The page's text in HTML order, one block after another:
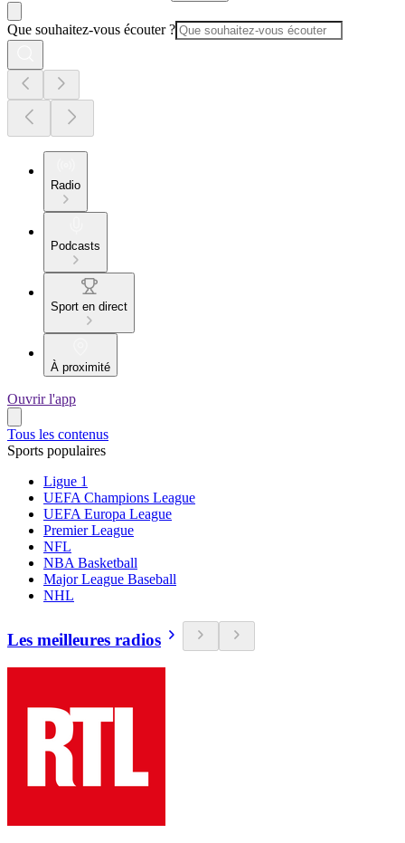
Que souhaitez-vous écouter ?
Radio
Podcasts
Sport en direct
À proximité
Ouvrir l'app
Tous les contenus
Sports populaires
Ligue 1
UEFA Champions League
UEFA Europa League
Premier League
NFL
NBA Basketball
Major League Baseball
NHL
Les meilleures radios